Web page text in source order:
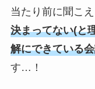
当たり前に聞こえ
決まってない(と
解にできている
す…！